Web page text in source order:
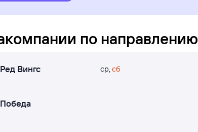
по направлению
Ред Вингс ср,сб
Победа